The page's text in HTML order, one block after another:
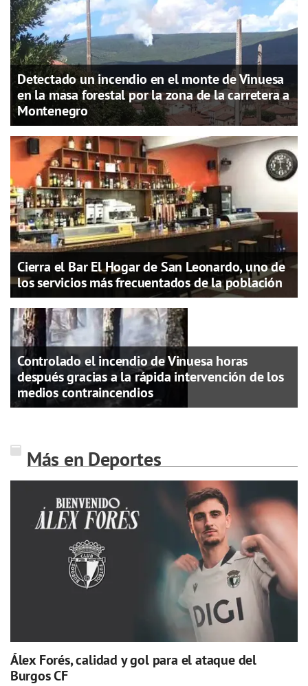
Detectado un incendio en el monte de Vinuesa
en la masa forestal por la zona de la carretera a
Montenegro
Cierra el Bar El Hogar de San Leonardo, uno de
los servicios más frecuentados de la población
Controlado el incendio de Vinuesa horas
después gracias a la rápida intervención de los
medios contraincendios
Más en Deportes
Álex Forés, calidad y gol para el ataque del
Burgos CF